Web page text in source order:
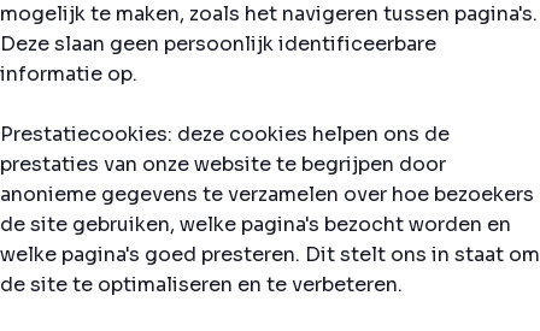
mogelijk te maken, zoals het navigeren tussen pagina's.
Deze slaan geen persoonlijk identificeerbare
informatie op.
Prestatiecookies: deze cookies helpen ons de
prestaties van onze website te begrijpen door
anonieme gegevens te verzamelen over hoe bezoekers
de site gebruiken, welke pagina's bezocht worden en
welke pagina's goed presteren. Dit stelt ons in staat om
de site te optimaliseren en te verbeteren.